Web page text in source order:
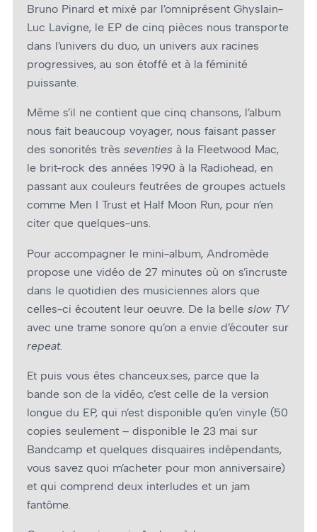
Bruno Pinard et mixé par l’omniprésent Ghyslain-
Luc Lavigne, le EP de cinq pièces nous transporte
dans l’univers du duo, un univers aux racines
progressives, au son étoffé et à la féminité
puissante.
Même s’il ne contient que cinq chansons, l’album
nous fait beaucoup voyager, nous faisant passer
des sonorités très seventies à la Fleetwood Mac,
le brit-rock des années 1990 à la Radiohead, en
passant aux couleurs feutrées de groupes actuels
comme Men I Trust et Half Moon Run, pour n’en
citer que quelques-uns.
Pour accompagner le mini-album, Andromède
propose une vidéo de 27 minutes où on s’incruste
dans le quotidien des musiciennes alors que
celles-ci écoutent leur oeuvre. De la belle slow TV
avec une trame sonore qu’on a envie d’écouter sur
repeat.
Et puis vous êtes chanceux.ses, parce que la
bande son de la vidéo, c’est celle de la version
longue du EP, qui n’est disponible qu’en vinyle (50
copies seulement – disponible le 23 mai sur
Bandcamp et quelques disquaires indépendants,
vous savez quoi m’acheter pour mon anniversaire)
et qui comprend deux interludes et un jam
fantôme.